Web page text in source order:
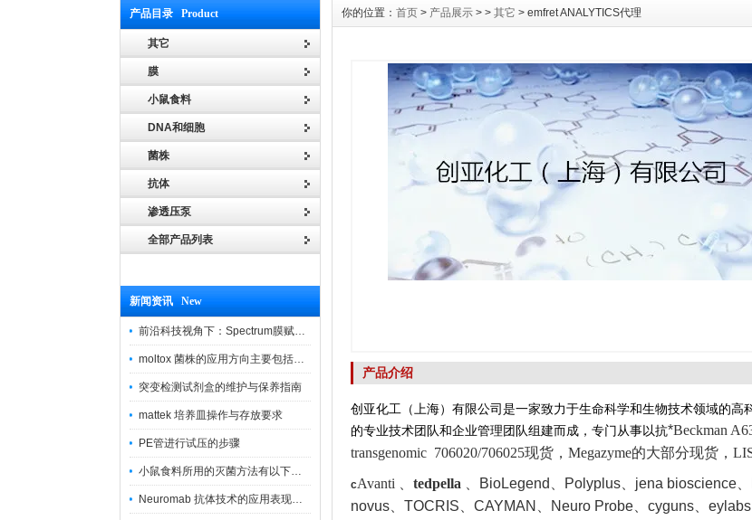
产品目录 Product
其它
膜
小鼠食料
DNA和细胞
菌株
抗体
渗透压泵
全部产品列表
新闻资讯 New
前沿科技视角下：Spectrum膜赋能精密制造
moltox 菌株的应用方向主要包括以下几个方面
突变检测试剂盒的维护与保养指南
mattek 培养皿操作与存放要求
PE管进行试压的步骤
小鼠食料所用的灭菌方法有以下三种
Neuromab 抗体技术的应用表现在这几方面
你的位置： 首页 > 产品展示 > > 其它 > emfret ANALYTICS代理
产品介绍
创亚化工（上海）有限公司是一家致力于生命科学和生物技术领域的
的专业技术团队和企业管理团队组建而成，专门从事以抗*Beckman
transgenomic 706020/706025现货，Megazyme的大部分现货，
cAvanti 、 tedpella BioLegend、Polyplus、jena bioscience
novus 、TOCRIS 、CAYMAN、Neuro Probe、cyguns、